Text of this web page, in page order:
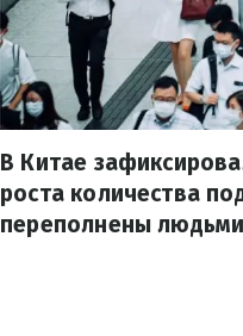
В Китае
роста количества
переполнены